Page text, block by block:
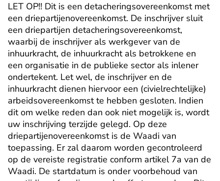
LET OP!! Dit is een detacheringsovereenkomst met
een driepartijenovereenkomst. De inschrijver sluit
een driepartijen detacheringsovereenkomst,
waarbij de inschrijver als werkgever van de
inhuurkracht, de inhuurkracht als betrokkene en
een organisatie in de publieke sector als inlener
ondertekent. Let wel, de inschrijver en de
inhuurkracht dienen hiervoor een (civielrechtelijke)
arbeidsovereenkomst te hebben gesloten. Indien
dit om welke reden dan ook niet mogelijk is, wordt
uw inschrijving terzijde gelegd. Op deze
driepartijenovereenkomst is de Waadi van
toepassing. Er zal daarom worden gecontroleerd
op de vereiste registratie conform artikel 7a van de
Waadi. De startdatum is onder voorbehoud van